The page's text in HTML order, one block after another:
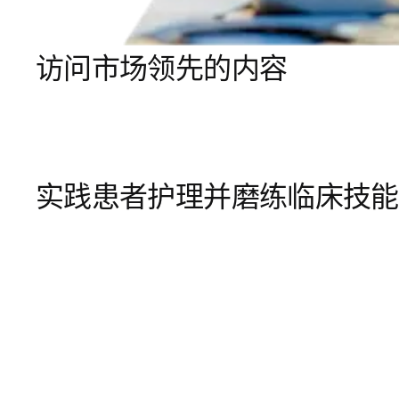
访问市场领先的内容
实践患者护理并磨练临床技能